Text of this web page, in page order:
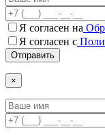
Я согласен на
Я согласен c
×